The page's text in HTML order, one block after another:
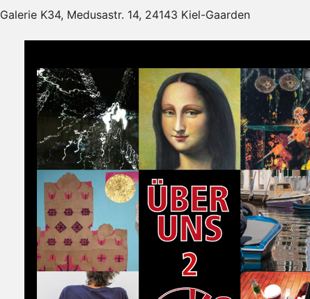
Galerie K34, Medusastr. 14, 24143 Kiel-Gaarden